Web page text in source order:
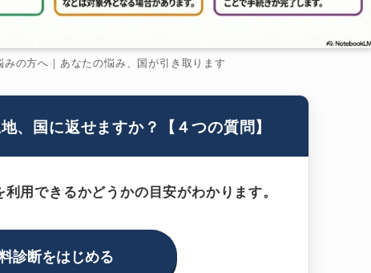
の方へ｜あなたの悩み、国が引き取ります
、国に返せますか？【４つの質問】
用できるかどうかの目安がわかります。
診断をはじめる